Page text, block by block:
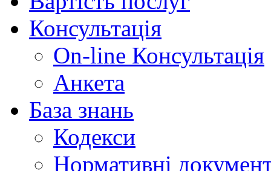
Консультація
On-line Консультація
Анкета
База знань
Кодекси
Нормативні